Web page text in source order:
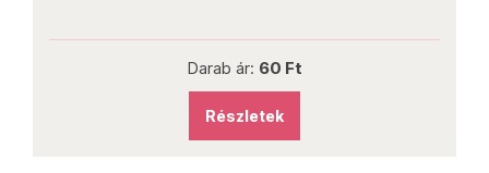
Darab ár: 60 Ft
Részletek